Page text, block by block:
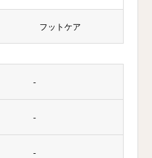
フットケア
-
-
-